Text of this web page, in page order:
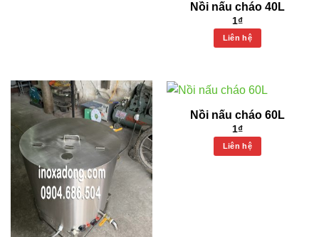
Nồi nấu cháo 40L
1₫
Liên hệ
Nồi nấu cháo 60L
1₫
Liên hệ